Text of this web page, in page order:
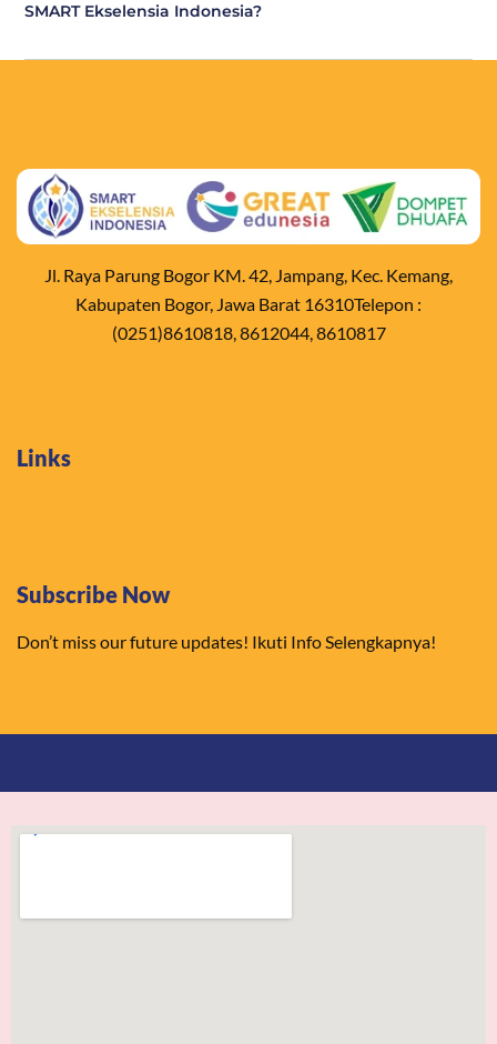
SMART Ekselensia Indonesia?
Jl. Raya Parung Bogor KM. 42, Jampang, Kec. Kemang,
Kabupaten Bogor, Jawa Barat 16310Telepon :
(0251)8610818, 8612044, 8610817
Links
Subscribe Now
Don’t miss our future updates! Ikuti Info Selengkapnya!